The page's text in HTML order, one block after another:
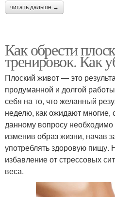
читать дальше →
Как обрести
тренировок. Как
Плоский живот — это
продуманной и долгой
себя на то, что желанный
неделю, как ожидают многие,
данному вопросу необходимо
изменив образ жизни, начав
употреблять здоровую
избавление от стрессовых
веса.